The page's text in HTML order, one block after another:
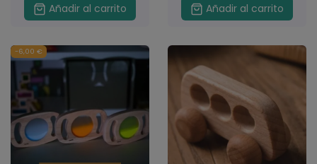
Añadir al carrito
Añadir al carrito
-6,00 €